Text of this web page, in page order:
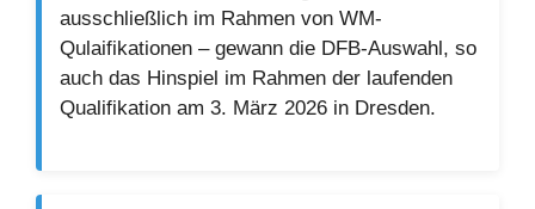
ausschließlich im Rahmen von WM-
Qulaifikationen – gewann die DFB-Auswahl, so
auch das Hinspiel im Rahmen der laufenden
Qualifikation am 3. März 2026 in Dresden.